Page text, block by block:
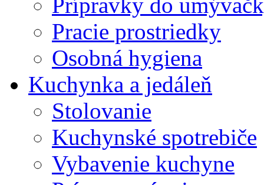
Pracie prostriedky
Osobná hygiena
Kuchynka a jedáleň
Stolovanie
Kuchynské spotrebiče
Vybavenie kuchyne